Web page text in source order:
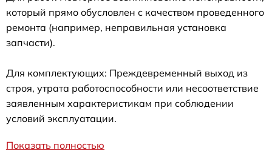
который прямо обусловлен с качеством проведенного
ремонта (например, неправильная установка
запчасти).
Для комплектующих: Преждевременный выход из
строя, утрата работоспособности или несоответствие
заявленным характеристикам при соблюдении
условий эксплуатации.
Показать полностью